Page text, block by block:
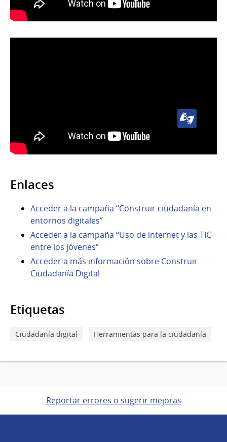
Lengua
de
Enlaces
Acceder a la campaña “Construir ciudadanía en
entornos digitales”
Acceder a la campaña “Uso de internet y las TIC
entre los jóvenes”
Acceder a más información sobre Construir
Ciudadanía Digital
Etiquetas
Ciudadanía digital Herramientas para la ciudadanía
Reportar errores o sugerir mejoras